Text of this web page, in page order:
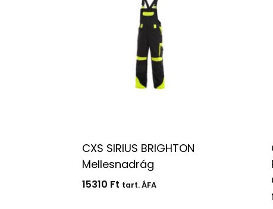
CXS SIRIUS BRIGHTON
Mellesnadrág
15310 Ft tart. ÁFA